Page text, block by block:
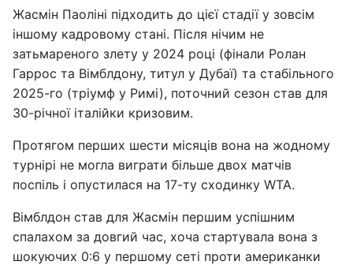
Жасмін Паоліні підходить до цієї стадії у зовсім
іншому кадровому стані. Після нічим не
затьмареного злету у 2024 році (фінали Ролан
Гаррос та Вімблдону, титул у Дубаї) та стабільного
2025-го (тріумф у Римі), поточний сезон став для
30-річної італійки кризовим.
Протягом перших шести місяців вона на жодному
турнірі не могла виграти більше двох матчів
поспіль і опустилася на 17-ту сходинку WTA.
Вімблдон став для Жасмін першим успішним
спалахом за довгий час, хоча стартувала вона з
шокуючих 0:6 у першому сеті проти американки